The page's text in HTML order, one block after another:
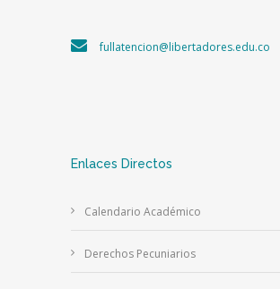
fullatencion@libertadores.edu.co
Enlaces Directos
Calendario Académico
Derechos Pecuniarios